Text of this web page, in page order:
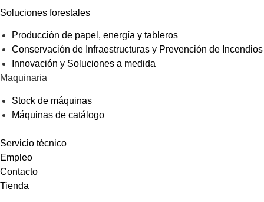
Soluciones forestales
Producción de papel, energía y tableros
Conservación de Infraestructuras y Prevención de Incendios
Innovación y Soluciones a medida
Maquinaria
Stock de máquinas
Máquinas de catálogo
Servicio técnico
Empleo
Contacto
Tienda